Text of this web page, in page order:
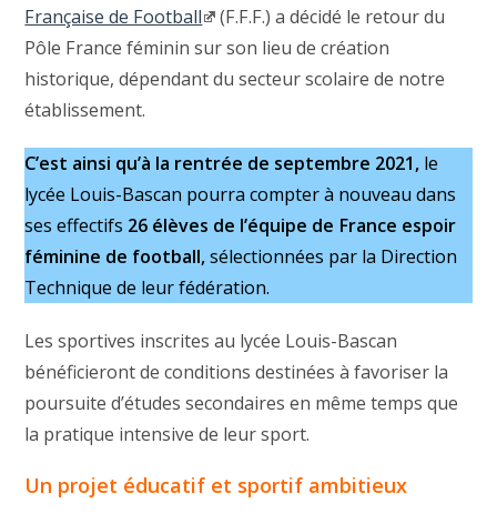
Française de Football
(F.F.F.) a décidé le retour du
Pôle France féminin sur son lieu de création
historique, dépendant du secteur scolaire de notre
établissement.
C’est ainsi qu’à la rentrée de septembre 2021, le
lycée Louis-Bascan pourra compter à nouveau dans
ses effectifs 26 élèves de l’équipe de France espoir
féminine de football,sélectionnées par la Direction
Technique de leur fédération.
Les sportives inscrites au lycée Louis-Bascan
bénéficieront de conditions destinées à favoriser la
poursuite d’études secondaires en même temps que
la pratique intensive de leur sport.
Un projet éducatif et sportif ambitieux